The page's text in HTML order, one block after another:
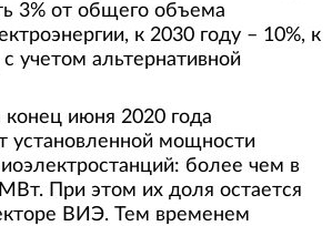
3% от общего объема
к 2030 году – 10%, к
учетом альтернативной
июня 2020 года
установленной мощности
более чем в
При этом их доля остается
ВИЭ. Тем временем